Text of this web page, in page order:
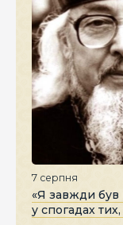
7 серпня
«Я завжди був
у спогадах